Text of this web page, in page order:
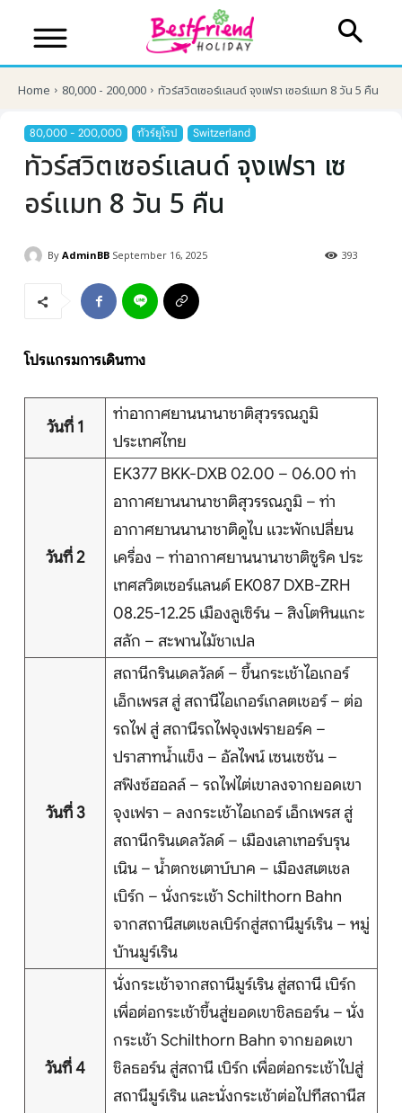
ทัวร์ต่างประเทศ
จัดกรุ๊ปต่างประเทศ
จัดกรุ๊ปในประเทศ
เรือเจ้าพระยา
บริการอื่นๆ
Home 80,000 - 200,000 ทัวร์สวิตเซอร์แลนด์ จุงเฟรา เซอร์แมท 8 วัน 5 คืน
80,000 - 200,000 ทัวร์ยุโรป Switzerland
ทัวร์สวิตเซอร์แลนด์ จุงเฟรา เซ
อร์แมท 8 วัน 5 คืน
By AdminBB September 16, 2025 393
โปรแกรมการเดินทาง
วันที่ 1
ท่าอากาศยานนานาชาติสุวรรณภูมิ
ประเทศไทย
วันที่ 2
EK377 BKK-DXB 02.00 – 06.00 ท่า
อากาศยานนานาชาติสุวรรณภูมิ – ท่า
อากาศยานนานาชาติดูไบ แวะพักเปลี่ยน
เครื่อง – ท่าอากาศยานนานาชาติซูริค ประ
เทศสวิตเซอร์แลนด์ EK087 DXB-ZRH
08.25-12.25 เมืองลูเซิร์น – สิงโตหินแกะ
สลัก – สะพานไม้ชาเปล
วันที่ 3
สถานีกรินเดลวัลด์ – ขึ้นกระเช้าไอเกอร์
เอ็กเพรส สู่ สถานีไอเกอร์เกลตเชอร์ – ต่อ
รถไฟ สู่ สถานีรถไฟจุงเฟรายอร์ค –
ปราสาทน้ำแข็ง – อัลไพน์ เซนเซชัน –
สฟิงซ์ฮอลล์ – รถไฟไต่เขาลงจากยอดเขา
จุงเฟรา – ลงกระเช้าไอเกอร์ เอ็กเพรส สู่
สถานีกรินเดลวัลด์ – เมืองเลาเทอร์บรุน
เนิน – น้ำตกชเตาบ์บาค – เมืองสเตเชล
เบิร์ก – นั่งกระเช้า Schilthorn Bahn
จากสถานีสเตเชลเบิร์กสู่สถานีมูร์เริน – หมู่
บ้านมูร์เริน
วันที่ 4
นั่งกระเช้าจากสถานีมูร์เริน สู่สถานี เบิร์ก
เพื่อต่อกระเช้าขึ้นสู่ยอดเขาชิลธอร์น – นั่ง
กระเช้า Schilthorn Bahn จากยอดเขา
ชิลธอร์น สู่สถานี เบิร์ก เพื่อต่อกระเช้าไปสู่
สถานีมูร์เริน และนั่งกระเช้าต่อไปทีสถานีส